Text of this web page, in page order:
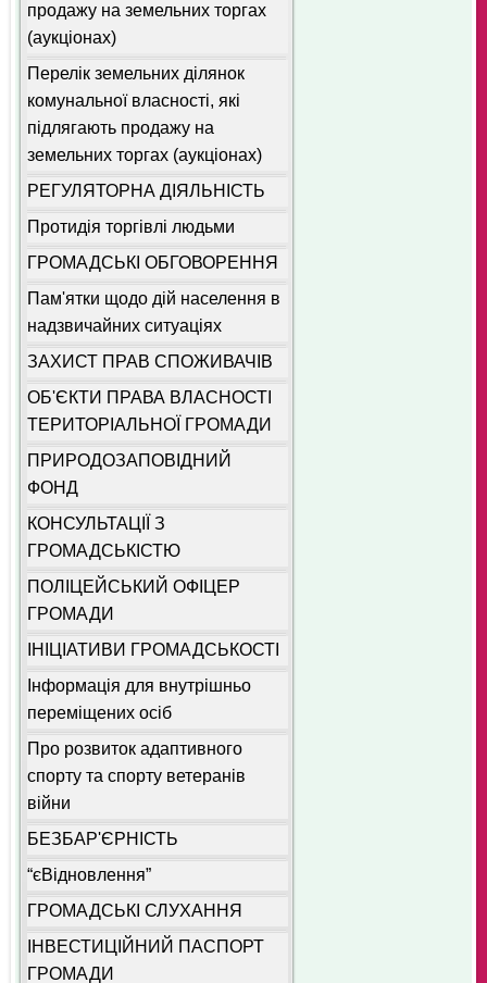
продажу на земельних торгах
(аукціонах)
Перелік земельних ділянок
комунальної власності, які
підлягають продажу на
земельних торгах (аукціонах)
РЕГУЛЯТОРНА ДІЯЛЬНІСТЬ
Протидія торгівлі людьми
ГРОМАДСЬКІ ОБГОВОРЕННЯ
Пам'ятки щодо дій населення в
надзвичайних ситуаціях
ЗАХИСТ ПРАВ СПОЖИВАЧІВ
ОБ'ЄКТИ ПРАВА ВЛАСНОСТІ
ТЕРИТОРІАЛЬНОЇ ГРОМАДИ
ПРИРОДОЗАПОВІДНИЙ
ФОНД
КОНСУЛЬТАЦІЇ З
ГРОМАДСЬКІСТЮ
ПОЛІЦЕЙСЬКИЙ ОФІЦЕР
ГРОМАДИ
ІНІЦІАТИВИ ГРОМАДСЬКОСТІ
Інформація для внутрішньо
переміщених осіб
Про розвиток адаптивного
спорту та спорту ветеранів
війни
БЕЗБАР'ЄРНІСТЬ
“єВідновлення”
ГРОМАДСЬКІ СЛУХАННЯ
ІНВЕСТИЦІЙНИЙ ПАСПОРТ
ГРОМАДИ